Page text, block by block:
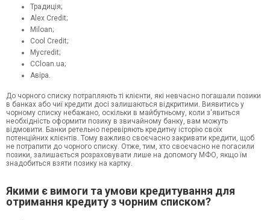
Традиція;
Alex Credit;
Miloan;
Cool Credit;
Mycredit;
CCloan.ua;
Авіра.
До чорного списку потрапляють ті клієнти, які невчасно погашали позики
в банках або чиї кредити досі залишаються відкритими. Виявитись у
чорному списку небажано, оскільки в майбутньому, коли з'явиться
необхідність оформити позику в звичайному банку, вам можуть
відмовити. Банки ретельно перевіряють кредитну історію своїх
потенційних клієнтів. Тому важливо своєчасно закривати кредити, щоб
не потрапити до чорного списку. Отже, тим, хто своєчасно не погасили
позики, залишається розраховувати лише на допомогу МФО, якщо їм
знадобиться взяти позику на картку.
Якими є вимоги та умови кредитування для
отримання кредиту з чорним списком?